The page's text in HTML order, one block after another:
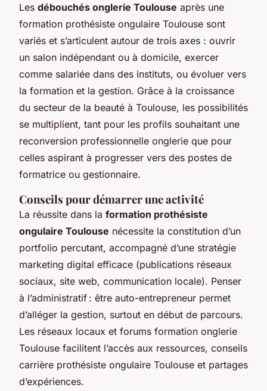
Les débouchés onglerie Toulouse après une
formation prothésiste ongulaire Toulouse sont
variés et s’articulent autour de trois axes : ouvrir
un salon indépendant ou à domicile, exercer
comme salariée dans des instituts, ou évoluer vers
la formation et la gestion. Grâce à la croissance
du secteur de la beauté à Toulouse, les possibilités
se multiplient, tant pour les profils souhaitant une
reconversion professionnelle onglerie que pour
celles aspirant à progresser vers des postes de
formatrice ou gestionnaire.
Conseils pour démarrer une activité
La réussite dans la formation prothésiste
ongulaire Toulouse nécessite la constitution d’un
portfolio percutant, accompagné d’une stratégie
marketing digital efficace (publications réseaux
sociaux, site web, communication locale). Penser
à l’administratif : être auto-entrepreneur permet
d’alléger la gestion, surtout en début de parcours.
Les réseaux locaux et forums formation onglerie
Toulouse facilitent l’accès aux ressources, conseils
carrière prothésiste ongulaire Toulouse et partages
d’expériences.